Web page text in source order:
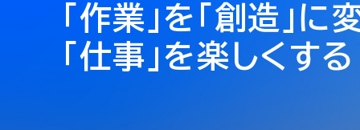
「作業」を「創造」に
「仕事」を楽しくする